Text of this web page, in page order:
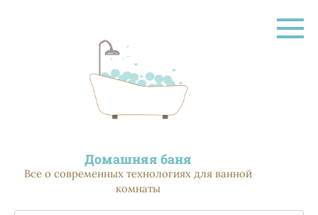
Домашняя баня
Все о современных технологиях для ванной
комнаты